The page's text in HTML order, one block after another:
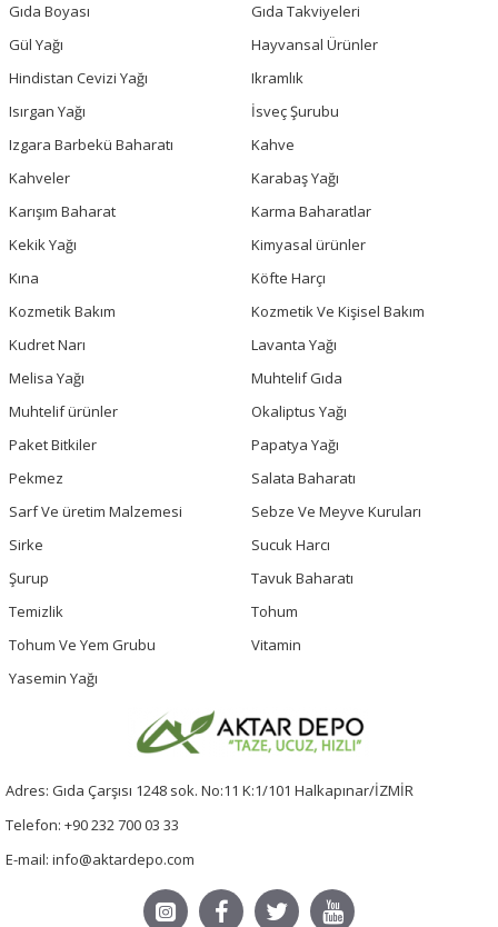
Gıda Boyası
Gıda Takviyeleri
Gül Yağı
Hayvansal Ürünler
Hindistan Cevizi Yağı
Ikramlık
Isırgan Yağı
İsveç Şurubu
Izgara Barbekü Baharatı
Kahve
Kahveler
Karabaş Yağı
Karışım Baharat
Karma Baharatlar
Kekik Yağı
Kimyasal ürünler
Kına
Köfte Harçı
Kozmetik Bakım
Kozmetik Ve Kişisel Bakım
Kudret Narı
Lavanta Yağı
Melisa Yağı
Muhtelif Gıda
Muhtelif ürünler
Okaliptus Yağı
Paket Bitkiler
Papatya Yağı
Pekmez
Salata Baharatı
Sarf Ve üretim Malzemesi
Sebze Ve Meyve Kuruları
Sirke
Sucuk Harcı
Şurup
Tavuk Baharatı
Temizlik
Tohum
Tohum Ve Yem Grubu
Vitamin
Yasemin Yağı
Adres: Gıda Çarşısı 1248 sok. No:11 K:1/101 Halkapınar/İZMİR
Telefon: +90 232 700 03 33
E-mail: info@aktardepo.com